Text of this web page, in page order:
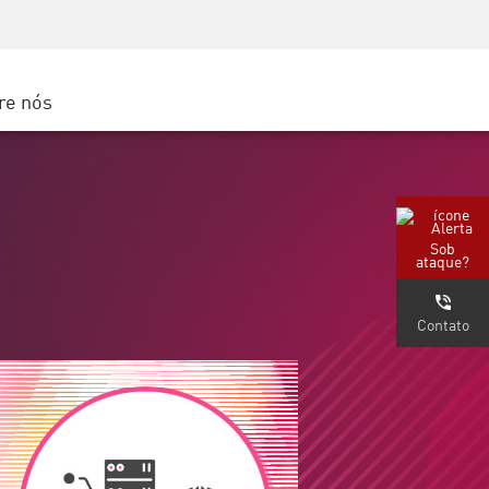
Cloud
nós
Sob
ataque?
Contato